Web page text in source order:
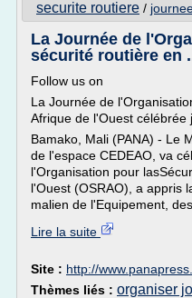
securite routiere /
La Journée de
sécurité routière en
Follow us on
La Journée de
Afrique de l'Ouest célébrée
Bamako, Mali (PANA) - Le
de l'espace CEDEAO, va
l'Organisation pour
l'Ouest (OSRAO), a appris
malien de l'Equipement,
Lire la suite
Site : http://
Thèmes liés : organiser